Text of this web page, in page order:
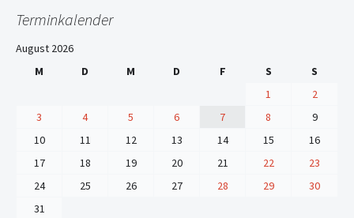
Terminkalender
August 2026
M
D M D F S
S
1
2
3
4 5 6 7 8
9
10
11 12 13 14 15
16
17
18 19 20 21 22
23
24
25 26 27 28 29
30
31